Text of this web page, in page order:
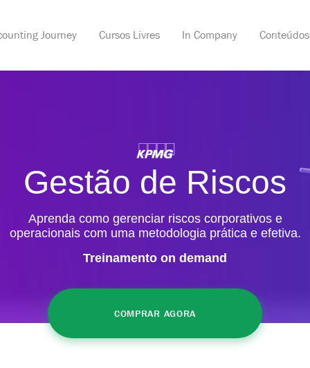
Journey Cursos Livres In Company Conteúdos
Gestão de Riscos
Aprenda como gerenciar riscos corporativos e
operacionais com uma metodologia prática e efetiva.
Treinamento on demand
COMPRAR AGORA